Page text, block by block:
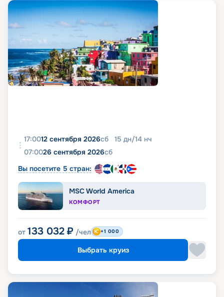
17:0012 сентября 2026сб 15 дн/14 нч
07:0026 сентября 2026сб
Вы посетите 5 стран:
MSC World America
КОМФОРТ
от 133 032 ₽ /чел +1 000
Выбрать круиз